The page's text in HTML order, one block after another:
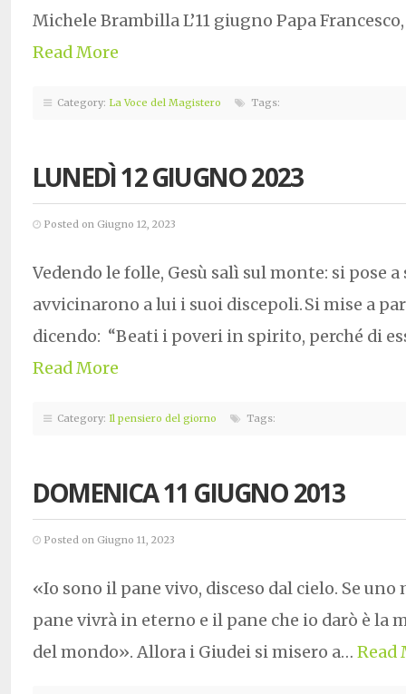
Michele Brambilla L’11 giugno Papa
Read More
Category: La Voce del Magistero Tags:
LUNEDÌ 12 GIUGNO 2023
Posted on Giugno 12, 2023
Vedendo le folle, Gesù salì sul monte: si pose a
avvicinarono a lui i suoi discepoli. Si mise a
dicendo: “Beati i poveri in spirito, perché di
Read More
Category: Il pensiero del giorno Tags:
DOMENICA 11 GIUGNO 2013
Posted on Giugno 11, 2023
«Io sono il pane vivo, disceso dal cielo. Se
pane vivrà in eterno e il pane che io darò è la
del mondo». Allora i Giudei si misero a… Read